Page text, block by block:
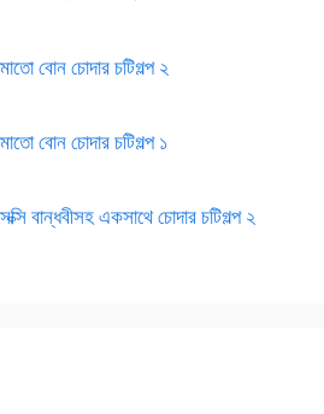
বোন চোদার চটিগল্প ২
বোন চোদার চটিগল্প ১
বান্ধবীসহ একসাথে চোদার চটিগল্প ২